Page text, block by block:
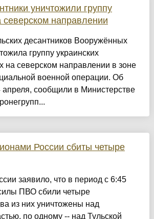
уничтожили группу
направлении
десантников Вооружённых
группу украинских
на северском направлении в зоне
военной операции. Об
апреля, сообщили в Министерстве
России сбиты четыре
заявило, что в период с 6:45
ПВО сбили четыре
из них уничтожены над
по одному -- над Тульской